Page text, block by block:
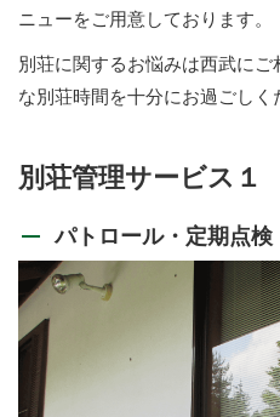
ニューをご用意しております。
別荘に関するお悩みは西武に
な別荘時間を十分にお過ごしく
別荘管理サービス１
パトロール・定期点検